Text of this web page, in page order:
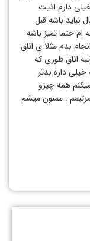
دارم اذیت
باشه قبل
ام حتما تمیز باشه
بدم مثلا ی اتاق
اتاق طوری که
داره بدتر
همه چیزو
‌. ممنون میشم